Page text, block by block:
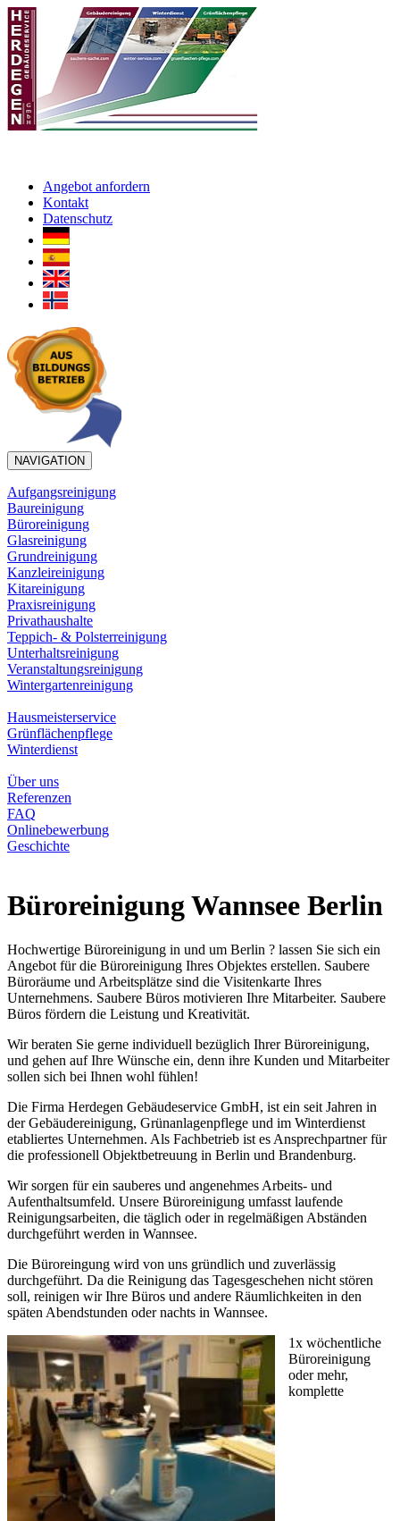
Angebot anfordern
Kontakt
Datenschutz
NAVIGATION
Aufgangsreinigung
Baureinigung
Büroreinigung
Glasreinigung
Grundreinigung
Kanzleireinigung
Kitareinigung
Praxisreinigung
Privathaushalte
Teppich- & Polsterreinigung
Unterhaltsreinigung
Veranstaltungsreinigung
Wintergartenreinigung
Hausmeisterservice
Grünflächenpflege
Winterdienst
Über uns
Referenzen
FAQ
Onlinebewerbung
Geschichte
Büroreinigung Wannsee Berlin
Hochwertige Büroreinigung in und um Berlin ? lassen Sie sich ein
Angebot für die Büroreinigung Ihres Objektes erstellen. Saubere
Büroräume und Arbeitsplätze sind die Visitenkarte Ihres
Unternehmens. Saubere Büros motivieren Ihre Mitarbeiter. Saubere
Büros fördern die Leistung und Kreativität.
Wir beraten Sie gerne individuell bezüglich Ihrer Büroreinigung,
und gehen auf Ihre Wünsche ein, denn ihre Kunden und Mitarbeiter
sollen sich bei Ihnen wohl fühlen!
Die Firma Herdegen Gebäudeservice GmbH, ist ein seit Jahren in
der Gebäudereinigung, Grünanlagenpflege und im Winterdienst
etabliertes Unternehmen. Als Fachbetrieb ist es Ansprechpartner für
die professionell Objektbetreuung in Berlin und Brandenburg.
Wir sorgen für ein sauberes und angenehmes Arbeits- und
Aufenthaltsumfeld. Unsere Büroreinigung umfasst laufende
Reinigungsarbeiten, die täglich oder in regelmäßigen Abständen
durchgeführt werden in Wannsee.
Die Büroreingung wird von uns gründlich und zuverlässig
durchgeführt. Da die Reinigung das Tagesgeschehen nicht stören
soll, reinigen wir Ihre Büros und andere Räumlichkeiten in den
späten Abendstunden oder nachts in Wannsee.
1x wöchentliche
Büroreinigung
oder mehr,
komplette